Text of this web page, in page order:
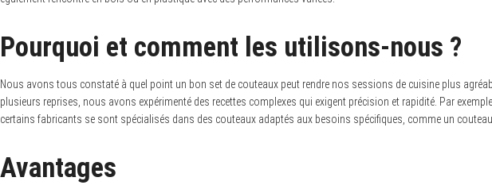
Pourquoi et comment les utilisons-nous ?
Nous avons tous constaté à quel point un bon set de couteaux peut rendre nos sessions de cuisine plus
plusieurs reprises, nous avons expérimenté des recettes complexes qui exigent précision et rapidité. Par
certains fabricants se sont spécialisés dans des couteaux adaptés aux besoins spécifiques, comme un
Avantages